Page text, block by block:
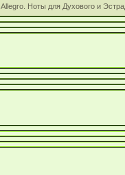
Allegro. Ноты для Духового и